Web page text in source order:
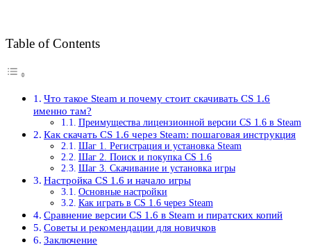
Table of Contents
Что такое Steam и почему стоит скачивать CS 1.6
именно там?
Преимущества лицензионной версии CS 1.6 в Steam
Как скачать CS 1.6 через Steam: пошаговая инструкция
Шаг 1. Регистрация и установка Steam
Шаг 2. Поиск и покупка CS 1.6
Шаг 3. Скачивание и установка игры
Настройка CS 1.6 и начало игры
Основные настройки
Как играть в CS 1.6 через Steam
Сравнение версии CS 1.6 в Steam и пиратских копий
Советы и рекомендации для новичков
Заключение